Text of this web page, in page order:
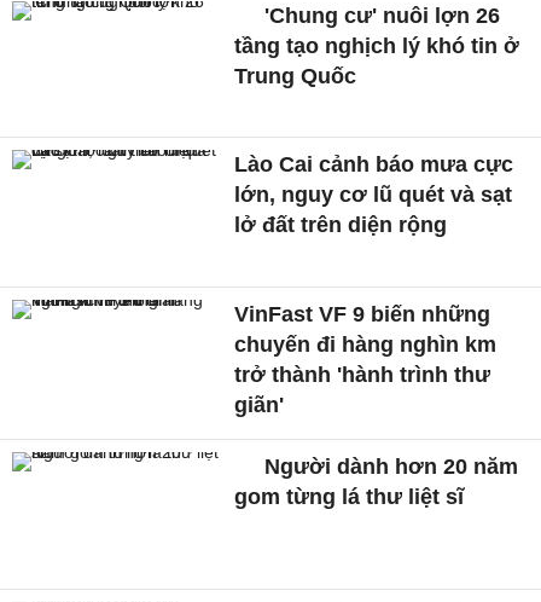
'Chung cư' nuôi lợn 26
tầng tạo nghịch lý khó tin ở
Trung Quốc
Lào Cai cảnh báo mưa cực
lớn, nguy cơ lũ quét và sạt
lở đất trên diện rộng
VinFast VF 9 biến những
chuyến đi hàng nghìn km
trở thành 'hành trình thư
giãn'
Người dành hơn 20 năm
gom từng lá thư liệt sĩ